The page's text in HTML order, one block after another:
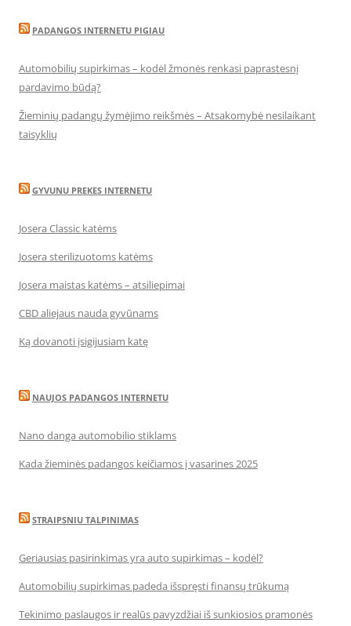
PADANGOS INTERNETU PIGIAU
Automobilių supirkimas – kodėl žmonės renkasi paprastesnį
pardavimo būdą?
Žieminių padangų žymėjimo reikšmės – Atsakomybė nesilaikant
taisyklių
GYVUNU PREKES INTERNETU
Josera Classic katėms
Josera sterilizuotoms katėms
Josera maistas katėms – atsiliepimai
CBD aliejaus nauda gyvūnams
Ką dovanoti įsigijusiam katę
NAUJOS PADANGOS INTERNETU
Nano danga automobilio stiklams
Kada žieminės padangos keičiamos į vasarines 2025
STRAIPSNIU TALPINIMAS
Geriausias pasirinkimas yra auto supirkimas – kodėl?
Automobilių supirkimas padeda išspręsti finansų trūkumą
Tekinimo paslaugos ir realūs pavyzdžiai iš sunkiosios pramonės